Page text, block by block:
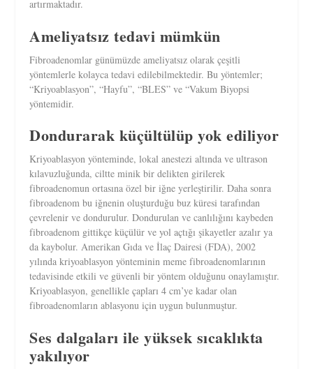
artırmaktadır.
Ameliyatsız tedavi mümkün
Fibroadenomlar günümüzde ameliyatsız olarak çeşitli
yöntemlerle kolayca tedavi edilebilmektedir. Bu yöntemler;
“Kriyoablasyon”, “Hayfu”, “BLES” ve “Vakum Biyopsi
yöntemidir.
Dondurarak küçültülüp yok ediliyor
Kriyoablasyon yönteminde, lokal anestezi altında ve ultrason
kılavuzluğunda, ciltte minik bir delikten girilerek
fibroadenomun ortasına özel bir iğne yerleştirilir. Daha sonra
fibroadenom bu iğnenin oluşturduğu buz küresi tarafından
çevrelenir ve dondurulur. Dondurulan ve canlılığını kaybeden
fibroadenom gittikçe küçülür ve yol açtığı şikayetler azalır ya
da kaybolur. Amerikan Gıda ve İlaç Dairesi (FDA), 2002
yılında kriyoablasyon yönteminin meme fibroadenomlarının
tedavisinde etkili ve güvenli bir yöntem olduğunu onaylamıştır.
Kriyoablasyon, genellikle çapları 4 cm’ye kadar olan
fibroadenomların ablasyonu için uygun bulunmuştur.
Ses dalgaları ile yüksek sıcaklıkta
yakılıyor